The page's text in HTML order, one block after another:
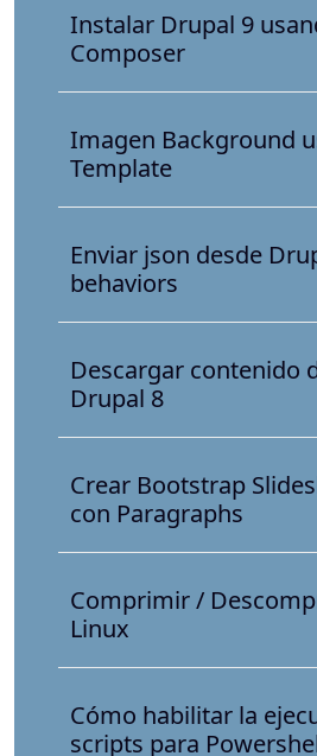
Instalar Drupal 9
Composer
Imagen Background
Template
Enviar json desde
behaviors
Descargar contenido
Drupal 8
Crear Bootstrap
con Paragraphs
Comprimir /
Linux
Cómo habilitar la
scripts para